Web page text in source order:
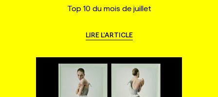
Top 10 du mois de juillet
LIRE L'ARTICLE